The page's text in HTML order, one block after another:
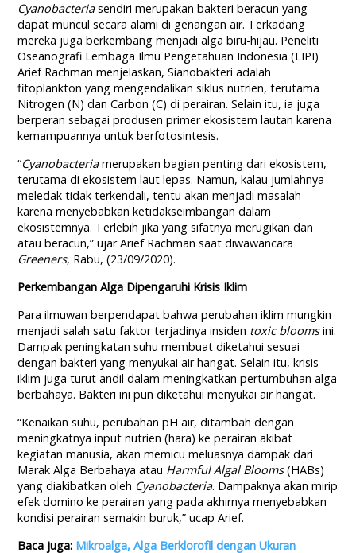
Cyanobacteriasendiri merupakan bakteri beracun yang
dapat muncul secara alami di genangan air. Terkadang
mereka juga berkembang menjadi alga biru-hijau. Peneliti
Oseanografi Lembaga Ilmu Pengetahuan Indonesia (LIPI)
Arief Rachman menjelaskan, Sianobakteri adalah
fitoplankton yang mengendalikan siklus nutrien, terutama
Nitrogen (N) dan Carbon (C) di perairan. Selain itu, ia juga
berperan sebagai produsen primer ekosistem lautan karena
kemampuannya untuk berfotosintesis.
“Cyanobacteriamerupakan bagian penting dari ekosistem,
terutama di ekosistem laut lepas. Namun, kalau jumlahnya
meledak tidak terkendali, tentu akan menjadi masalah
karena menyebabkan ketidakseimbangan dalam
ekosistemnya. Terlebih jika yang sifatnya merugikan dan
atau beracun,” ujar Arief Rachman saat diwawancara
Greeners, Rabu, (23/09/2020).
Perkembangan Alga Dipengaruhi Krisis Iklim
Para ilmuwan berpendapat bahwa perubahan iklim mungkin
menjadi salah satu faktor terjadinya insiden toxic bloomsini.
Dampak peningkatan suhu membuat diketahui sesuai
dengan bakteri yang menyukai air hangat. Selain itu, krisis
iklim juga turut andil dalam meningkatkan pertumbuhan alga
berbahaya. Bakteri ini pun diketahui menyukai air hangat.
“Kenaikan suhu, perubahan pH air, ditambah dengan
meningkatnya input nutrien (hara) ke perairan akibat
kegiatan manusia, akan memicu meluasnya dampak dari
Marak Alga Berbahaya atau Harmful Algal Blooms(HABs)
yang diakibatkan oleh Cyanobacteria. Dampaknya akan mirip
efek domino ke perairan yang pada akhirnya menyebabkan
kondisi perairan semakin buruk,” ucap Arief.
Baca juga: Mikroalga, Alga Berklorofil dengan Ukuran